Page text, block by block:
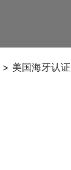
> 美国海牙认证